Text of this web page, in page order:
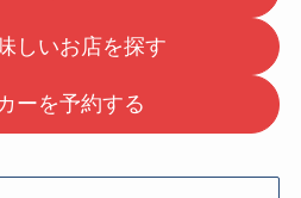
しいお店を探す
ーを予約する